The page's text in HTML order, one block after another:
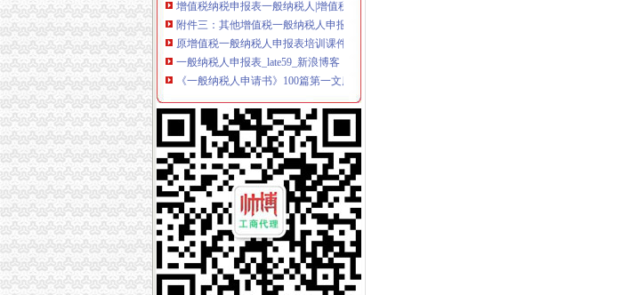
附件三：其他增值税一般纳税人申报表培训-原创-搜狐
原增值税一般纳税人申报表培训课件
一般纳税人申报表_late59_新浪博客
《一般纳税人申请书》100篇第一文库网
增值税纳税申报表一般纳税人填表说明|增值税纳税申报表一般纳税人
不认定增值税一般纳税人申请表
2016一般纳税人申请书
原增值税一般纳税人申报表培训课件
一般纳税人申请书,一般纳税人申请报告-深圳王平安律师文集
增值税一般纳税人申报表及相关表样（2012年修订附表一）-海南省国
一般纳税人申请书-会计实务-中国会计社区
一般纳税人新申报表填写说明
一般纳税人申报表附表一_文档下载
增值税一般纳税人申报表附表三、附表四电子导入模板
一般纳税人申请书的相关文章
增值税一般纳税人申报表附表二申报数据未提取过来如何处理？